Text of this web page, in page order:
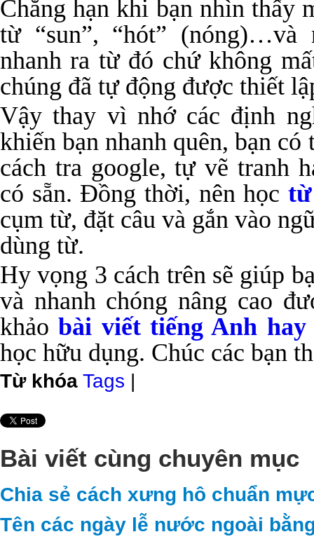
Chẳng hạn khi bạn nhìn thấy
từ “sun”, “hót”
nhanh ra từ đó chứ không
chúng đã tự động được thiết
Vậy thay vì nhớ các định
khiến bạn nhanh quên, bạn
cách tra google, tự vẽ tranh
có sẵn. Đồng thời, nên học
cụm từ, đặt câu và gắn vào
dùng từ.
Hy vọng 3 cách trên sẽ giúp
và nhanh chóng nâng cao
khảobài viết tiếng Anh hay
học hữu dụng. Chúc các bạn
Từ khóa Tags |
Bài viết cùng chuyên mục
Chia sẻ cách xưng hô chuẩn
Tên các ngày lễ nước ngoài